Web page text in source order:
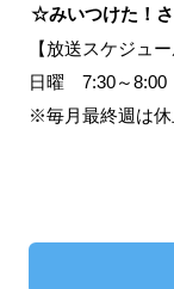
☆みいつけた！
【放送スケジュー
日曜 7:30～
※毎月最終週は休